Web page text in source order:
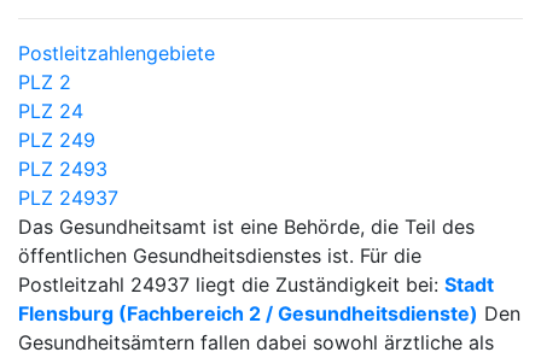
Postleitzahlengebiete
PLZ 2
PLZ 24
PLZ 249
PLZ 2493
PLZ 24937
Das Gesundheitsamt ist eine Behörde, die Teil des
öffentlichen Gesundheitsdienstes ist. Für die
Postleitzahl 24937 liegt die Zuständigkeit bei: Stadt
Flensburg (Fachbereich 2 / Gesundheitsdienste) Den
Gesundheitsämtern fallen dabei sowohl ärztliche als